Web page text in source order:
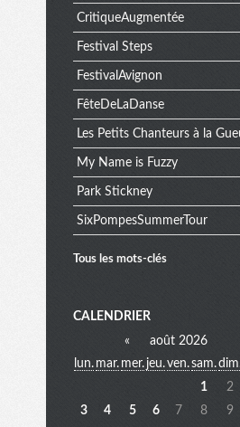
CritiqueAugmentée
Festival Steps
FestivalAvignon
FêteDeLaDanse
Les Petits Chanteurs à la
My Name is Fuzzy
Park Stickney
SixPompesSummerTour
Tous les mots-clés
M
e
CALENDRIER
«
août 2026
lun. mar. mer. jeu.ven.sam.
1
2
3
4 5 6 7 8
9